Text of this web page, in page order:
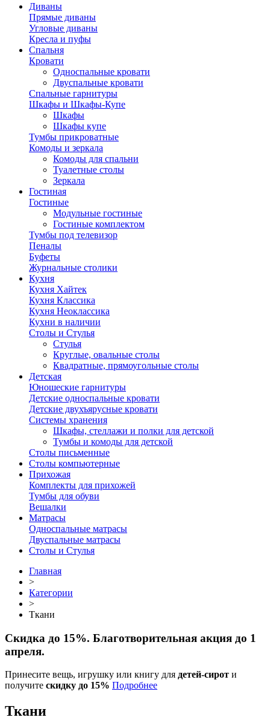
Диваны
Прямые диваны
Угловые диваны
Кресла и пуфы
Спальня
Кровати
Односпальные кровати
Двуспальные кровати
Спальные гарнитуры
Шкафы и Шкафы-Купе
Шкафы
Шкафы купе
Тумбы прикроватные
Комоды и зеркала
Комоды для спальни
Туалетные столы
Зеркала
Гостиная
Гостиные
Модульные гостиные
Гостиные комплектом
Тумбы под телевизор
Пеналы
Буфеты
Журнальные столики
Кухня
Кухня Хайтек
Кухня Классика
Кухня Неоклассика
Кухни в наличии
Столы и Стулья
Стулья
Круглые, овальные столы
Квадратные, прямоугольные столы
Детская
Юношеские гарнитуры
Детские односпальные кровати
Детские двухъярусные кровати
Системы хранения
Шкафы, стеллажи и полки для детской
Тумбы и комоды для детской
Столы письменные
Столы компьютерные
Прихожая
Комплекты для прихожей
Тумбы для обуви
Вешалки
Матрасы
Односпальные матрасы
Двуспальные матрасы
Столы и Стулья
Главная
>
Категории
>
Ткани
Скидка до 15%. Благотворительная акция до 1
апреля.
Принесите вещь, игрушку или книгу для детей-сирот и
получите скидку до 15% Подробнее
Ткани